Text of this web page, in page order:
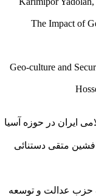
The Impact of
Geo-culture and
ایران در حوزه آسیا
متقی دستنائی
حزب عدالت و توسعه